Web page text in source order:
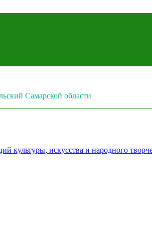
Самарской области
культуры, искусства и народного